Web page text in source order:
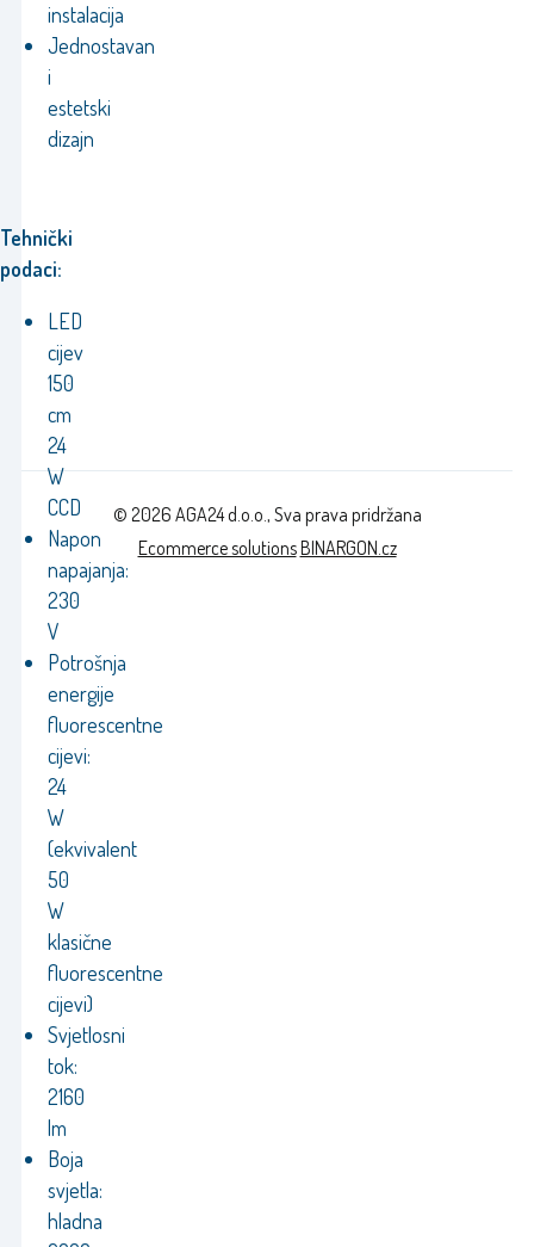
instalacija
Jednostavan
i
estetski
dizajn
Tehnički
podaci:
LED
cijev
150
cm
24
W
CCD
Napon
napajanja:
230
V
Potrošnja
energije
fluorescentne
cijevi:
24
W
(ekvivalent
50
W
klasične
fluorescentne
cijevi)
Svjetlosni
tok:
2160
lm
Boja
svjetla:
hladna
© 2026 AGA24 d.o.o., Sva prava pridržana
Ecommerce solutionsBINARGON.cz